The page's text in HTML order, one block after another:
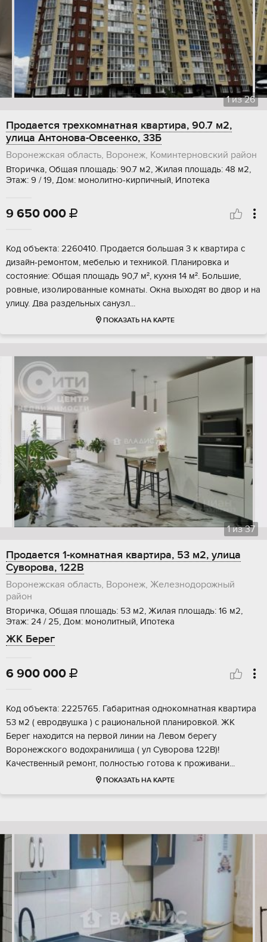
1из26
Продается трехкомнатная квартира, 90.7 м2,
улица Антонова-Овсеенко, 33Б
Воронежская область, Воронеж, Коминтерновский район
Вторичка, Общая площадь: 90.7 м2, Жилая площадь: 48 м2,
Этаж: 9 / 19, Дом: монолитно-кирпичный, Ипотека
9 650 000 
Код объекта: 2260410. Продается большая 3 к квартира с
дизайн-рeмонтом, мебелью и теxникой. Плaнировкa и
сocтoяние: Общaя плoщaдь 90,7 м², куxня 14 м². Большие,
ровные, изолиpовaнныe комнаты. Окна выходят во двор и на
улицу. Двa раздельныx cанузл...
ПОКАЗАТЬ НА КАРТЕ
1из37
Продается 1-комнатная квартира, 53 м2, улица
Суворова, 122В
Воронежская область, Воронеж, Железнодорожный
район
Вторичка, Общая площадь: 53 м2, Жилая площадь: 16 м2,
Этаж: 24 / 25, Дом: монолитный, Ипотека
ЖК Берег
6 900 000 
Код объекта: 2225765. Габаритная однокомнатная квартира
53 м2 ( евродвушка ) с рациональной планировкой. ЖК
Берег находится на первой линии на Левом берегу
Воронежского водохранилища ( ул Суворова 122В)!
Качественный ремонт, полностью готова к проживани...
ПОКАЗАТЬ НА КАРТЕ